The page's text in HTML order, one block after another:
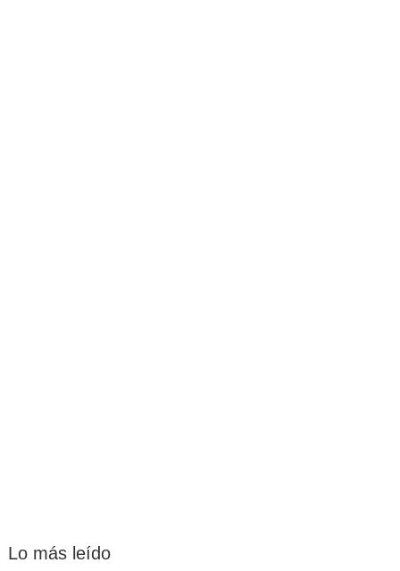
Lo más leído